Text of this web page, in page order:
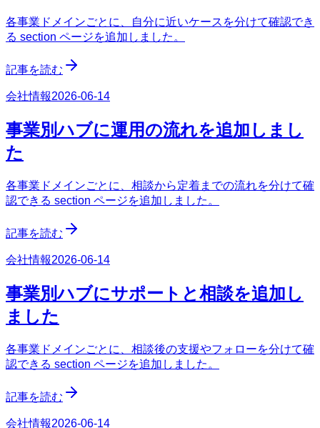
各事業ドメインごとに、自分に近いケースを分けて確認でき
る section ページを追加しました。
記事を読む
会社情報2026-06-14
事業別ハブに運用の流れを追加しまし
た
各事業ドメインごとに、相談から定着までの流れを分けて確
認できる section ページを追加しました。
記事を読む
会社情報2026-06-14
事業別ハブにサポートと相談を追加し
ました
各事業ドメインごとに、相談後の支援やフォローを分けて確
認できる section ページを追加しました。
記事を読む
会社情報2026-06-14